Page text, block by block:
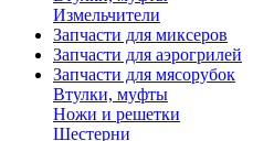
Измельчители
Запчасти для миксеров
Запчасти для аэрогрилей
Запчасти для мясорубок
Втулки, муфты
Ножи и решетки
Шестерни